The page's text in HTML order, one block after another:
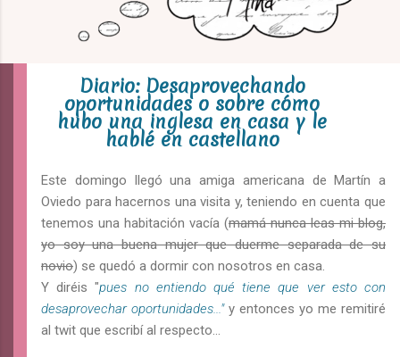
Diario: Desaprovechando
oportunidades o sobre cómo
hubo una inglesa en casa y le
hablé en castellano
Este domingo llegó una amiga americana de Martín a
Oviedo para hacernos una visita y, teniendo en cuenta que
tenemos una habitación vacía (mamá nunca leas mi blog,
yo soy una buena mujer que duerme separada de su
novio) se quedó a dormir con nosotros en casa.
Y diréis "pues no entiendo qué tiene que ver esto con
desaprovechar oportunidades..." y entonces yo me remitiré
al twit que escribí al respecto...